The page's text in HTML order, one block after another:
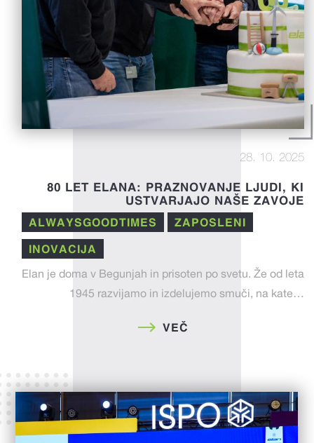
28. 10. 2025
80 LET ELANA: PRAZNOVANJE LJUDI, KI
USTVARJAJO NAŠE ZAVOJE
ALWAYSGOODTIMES ZAPOSLENI
INOVACIJA
Elan je doma v Begunjah in prisoten po svetu. Že od leta
1945 razvijamo in izdelujemo smuči, na kate…
VEČ